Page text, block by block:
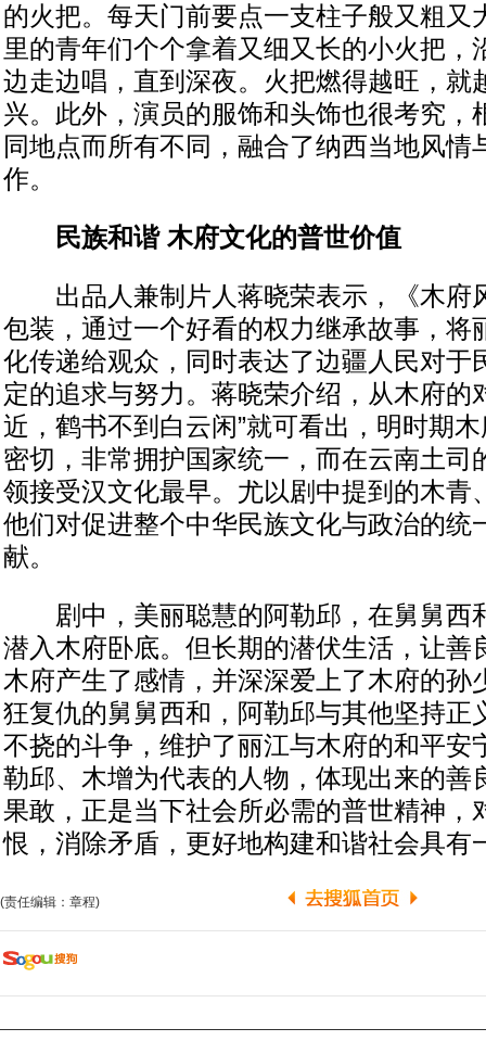
的火把。每天门前要点一支柱子般又粗又
里的青年们个个拿着又细又长的小火把，
边走边唱，直到深夜。火把燃得越旺，就
兴。此外，演员的服饰和头饰也很考究，
同地点而所有不同，融合了纳西当地风情
作。
民族和谐 木府文化的普世价值
出品人兼制片人蒋晓荣表示，《木府
包装，通过一个好看的权力继承故事，将
化传递给观众，同时表达了边疆人民对于
定的追求与努力。蒋晓荣介绍，从木府的
近，鹤书不到白云闲”就可看出，明时期
密切，非常拥护国家统一，而在云南土司
领接受汉文化最早。尤以剧中提到的木青
他们对促进整个中华民族文化与政治的统
献。
剧中，美丽聪慧的阿勒邱，在舅舅西
潜入木府卧底。但长期的潜伏生活，让善
木府产生了感情，并深深爱上了木府的孙
狂复仇的舅舅西和，阿勒邱与其他坚持正
不挠的斗争，维护了丽江与木府的和平安
勒邱、木增为代表的人物，体现出来的善
果敢，正是当下社会所必需的普世精神，
恨，消除矛盾，更好地构建和谐社会具有
(责任编辑：章程)